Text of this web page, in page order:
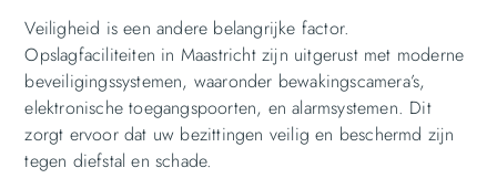
Veiligheid is een andere belangrijke factor.
Opslagfaciliteiten in Maastricht zijn uitgerust met moderne
beveiligingssystemen, waaronder bewakingscamera’s,
elektronische toegangspoorten, en alarmsystemen. Dit
zorgt ervoor dat uw bezittingen veilig en beschermd zijn
tegen diefstal en schade.